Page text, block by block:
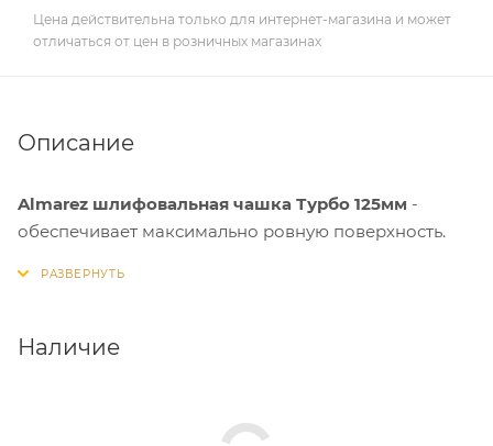
Цена действительна только для интернет-магазина и может
отличаться от цен в розничных магазинах
Описание
Almarez шлифовальная чашка Турбо 125мм -
обеспечивает максимально ровную поверхность.
Наличие